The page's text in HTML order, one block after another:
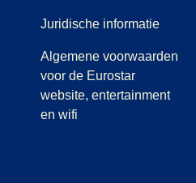
nieuwe tab)
Juridische informatie
Algemene voorwaarden
voor de Eurostar
website, entertainment
en wifi